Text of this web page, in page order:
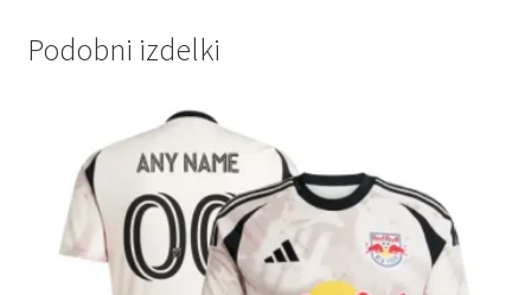
Podobni izdelki